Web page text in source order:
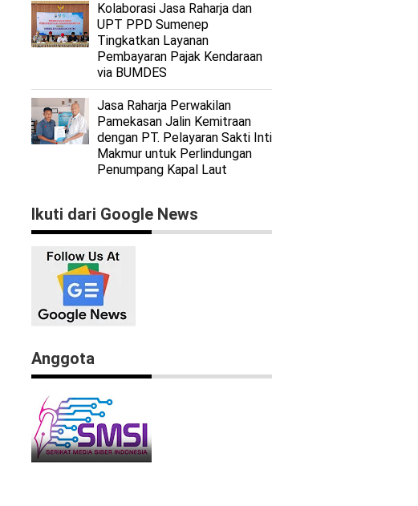
Kolaborasi Jasa Raharja dan
UPT PPD Sumenep
Tingkatkan Layanan
Pembayaran Pajak Kendaraan
via BUMDES
Jasa Raharja Perwakilan
Pamekasan Jalin Kemitraan
dengan PT. Pelayaran Sakti Inti
Makmur untuk Perlindungan
Penumpang Kapal Laut
Ikuti dari Google News
Anggota